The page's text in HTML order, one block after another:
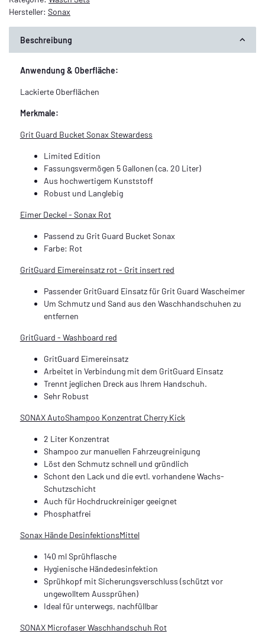
Hersteller: Sonax
Beschreibung
Anwendung & Oberfläche:
Lackierte Oberflächen
Merkmale:
Grit Guard Bucket Sonax Stewardess
Limited Edition
Fassungsvermögen 5 Gallonen (ca. 20 Liter)
Aus hochwertigem Kunststoff
Robust und Langlebig
Eimer Deckel - Sonax Rot
Passend zu Grit Guard Bucket Sonax
Farbe: Rot
GritGuard Eimereinsatz rot - Grit insert red
Passender GritGuard Einsatz für Grit Guard Wascheimer
Um Schmutz und Sand aus den Waschhandschuhen zu
entfernen
GritGuard - Washboard red
GritGuard Eimereinsatz
Arbeitet in Verbindung mit dem GritGuard Einsatz
Trennt jeglichen Dreck aus Ihrem Handschuh.
Sehr Robust
SONAX AutoShampoo Konzentrat Cherry Kick
2 Liter Konzentrat
Shampoo zur manuellen Fahrzeugreinigung
Löst den Schmutz schnell und gründlich
Schont den Lack und die evtl. vorhandene Wachs-
Schutzschicht
Auch für Hochdruckreiniger geeignet
Phosphatfrei
Sonax Hände DesinfektionsMittel
140 ml Sprühflasche
Hygienische Händedesinfektion
Sprühkopf mit Sicherungsverschluss (schützt vor
ungewolltem Aussprühen)
Ideal für unterwegs, nachfüllbar
SONAX Microfaser Waschhandschuh Rot